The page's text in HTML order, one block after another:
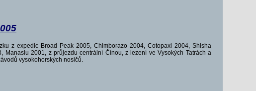
z expedic Broad Peak 2005, Chimborazo 2004, Cotopaxi 2004, Shisha
Manaslu 2001, z průjezdu centrální Čínou, z lezení ve Vysokých Tatrách a
vysokohorských nosičů.